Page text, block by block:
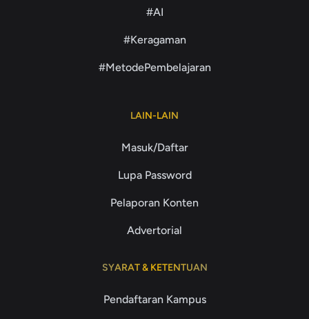
#AI
#Keragaman
#MetodePembelajaran
LAIN-LAIN
Masuk/Daftar
Lupa Password
Pelaporan Konten
Advertorial
SYARAT & KETENTUAN
Pendaftaran Kampus